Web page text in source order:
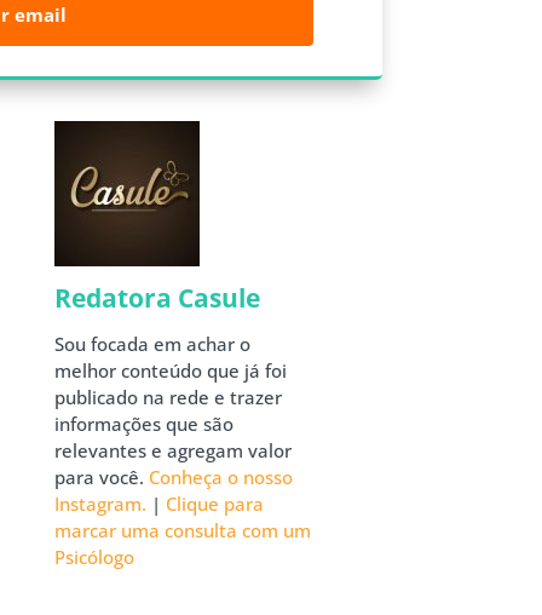
email
Redatora Casule
Sou focada em achar o
melhor conteúdo que já foi
publicado na rede e trazer
informações que são
relevantes e agregam valor
para você. Conheça o nosso
Instagram. | Clique para
marcar uma consulta com um
Psicólogo